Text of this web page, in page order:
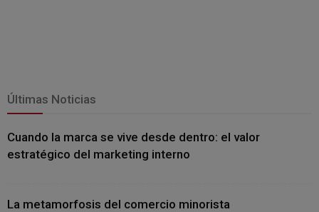
Últimas Noticias
Cuando la marca se vive desde dentro: el valor
estratégico del marketing interno
La metamorfosis del comercio minorista